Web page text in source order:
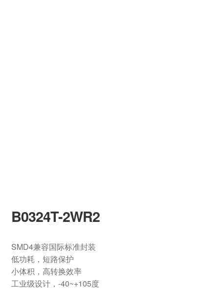
B0324T-2WR2
SMD4兼容国际标准封装
低功耗，短路保护
小体积，高转换效率
工业级设计，-40~+105度